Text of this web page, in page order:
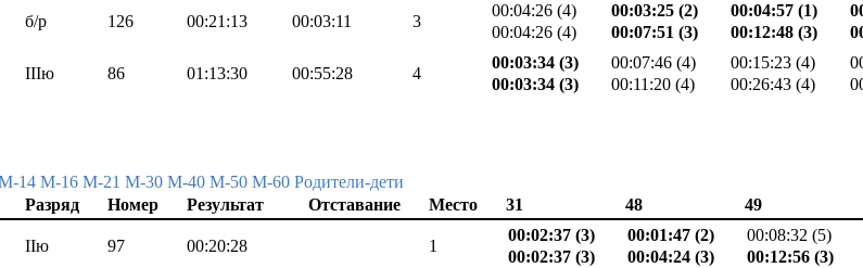
б/р 126 00:21:13 00:03:11 3
00:04:26 (4)
00:04:26 (4)
00:03:25 (2)
00:07:51 (3)
00:04:57 (1)
00:12:48 (3)
IIIю 86 01:13:30 00:55:28 4
00:03:34 (3)
00:03:34 (3)
00:07:46 (4)
00:11:20 (4)
00:15:23 (4)
00:26:43 (4)
14 М-16 М-21 М-30 М-40 М-50 М-60 Родители-дети
Разряд Номер Результат Отставание Место 31 48 49
IIю 97 00:20:28 1
00:02:37 (3)
00:02:37 (3)
00:01:47 (2)
00:04:24 (3)
00:08:32 (5)
00:12:56 (3)